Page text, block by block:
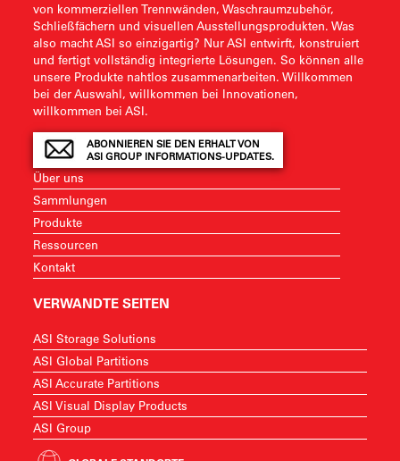
von kommerziellen Trennwänden, Waschraumzubehör,
Schließfächern und visuellen Ausstellungsprodukten. Was
also macht ASI so einzigartig? Nur ASI entwirft, konstruiert
und fertigt vollständig integrierte Lösungen. So können alle
unsere Produkte nahtlos zusammenarbeiten. Willkommen
bei der Auswahl, willkommen bei Innovationen,
willkommen bei ASI.
ABONNIEREN SIE DEN ERHALT VON
ASI GROUP INFORMATIONS-UPDATES.
Über uns
Sammlungen
Produkte
Ressourcen
Kontakt
VERWANDTE SEITEN
ASI Storage Solutions
ASI Global Partitions
ASI Accurate Partitions
ASI Visual Display Products
ASI Group